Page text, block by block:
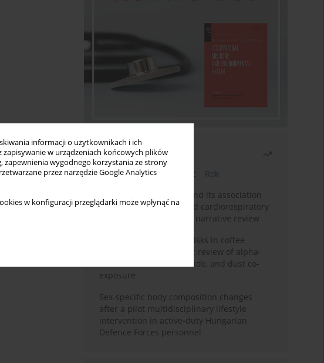
informacji o użytkownikach i ich
w urządzeniach końcowych plików
zapewnienia wygodnego korzystania ze strony
przez narzędzie Google Analytics
w konfiguracji przeglądarki może wpłynąć na
Najczęściej czytane
Bieżący numer Miesiąc
Rok
Occupational burnout and its association
with physical activity and cardiorespiratory
fitness among nurses: a narrative review
Synergistic respiratory risks in coffee
processing: a systematic review of alpha-
diketone, carbon monoxide, and dust co-
exposure
Sex-specific body composition changes
after a pilot multidisciplinary lifestyle
intervention in active-duty Hungarian
Defence Forces personnel